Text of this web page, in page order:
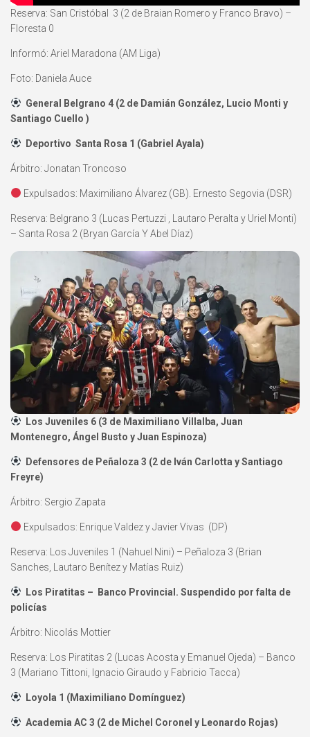
Reserva: San Cristóbal 3 (2 de Braian Romero y Franco Bravo) –
Floresta 0
Informó: Ariel Maradona (AM Liga)
Foto: Daniela Auce
General Belgrano 4 (2 de Damián González, Lucio Monti y
Santiago Cuello )
Deportivo Santa Rosa 1 (Gabriel Ayala)
Árbitro: Jonatan Troncoso
Expulsados: Maximiliano Álvarez (GB). Ernesto Segovia (DSR)
Reserva: Belgrano 3 (Lucas Pertuzzi , Lautaro Peralta y Uriel Monti)
– Santa Rosa 2 (Bryan García Y Abel Díaz)
Los Juveniles 6 (3 de Maximiliano Villalba, Juan
Montenegro, Ángel Busto y Juan Espinoza)
Defensores de Peñaloza 3 (2 de Iván Carlotta y Santiago
Freyre)
Árbitro: Sergio Zapata
Expulsados: Enrique Valdez y Javier Vivas (DP)
Reserva: Los Juveniles 1 (Nahuel Nini) – Peñaloza 3 (Brian
Sanches, Lautaro Benítez y Matías Ruiz)
Los Piratitas –
Banco Provincial. Suspendido por falta de
policías
Árbitro: Nicolás Mottier
Reserva: Los Piratitas 2 (Lucas Acosta y Emanuel Ojeda) – Banco
3 (Mariano Tittoni, Ignacio Giraudo y Fabricio Tacca)
Loyola 1 (Maximiliano Domínguez)
Academia AC 3 (2 de Michel Coronel y Leonardo Rojas)